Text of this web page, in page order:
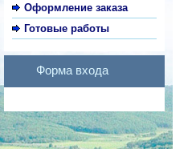
Оформление заказа
Готовые работы
Форма входа